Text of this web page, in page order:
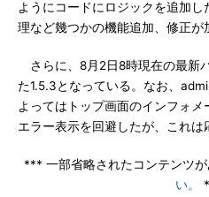
ようにコードにロジックを追加
理など幾つかの機能追加、修正が
さらに、8月2日8時現在の最新
た1.5.3となっている。なお、
よってはトップ画面のインフォ
エラー表示を回避したが、これは
*** 一部省略されたコンテンツが
い。